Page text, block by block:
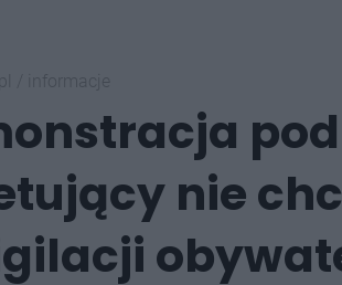
nie